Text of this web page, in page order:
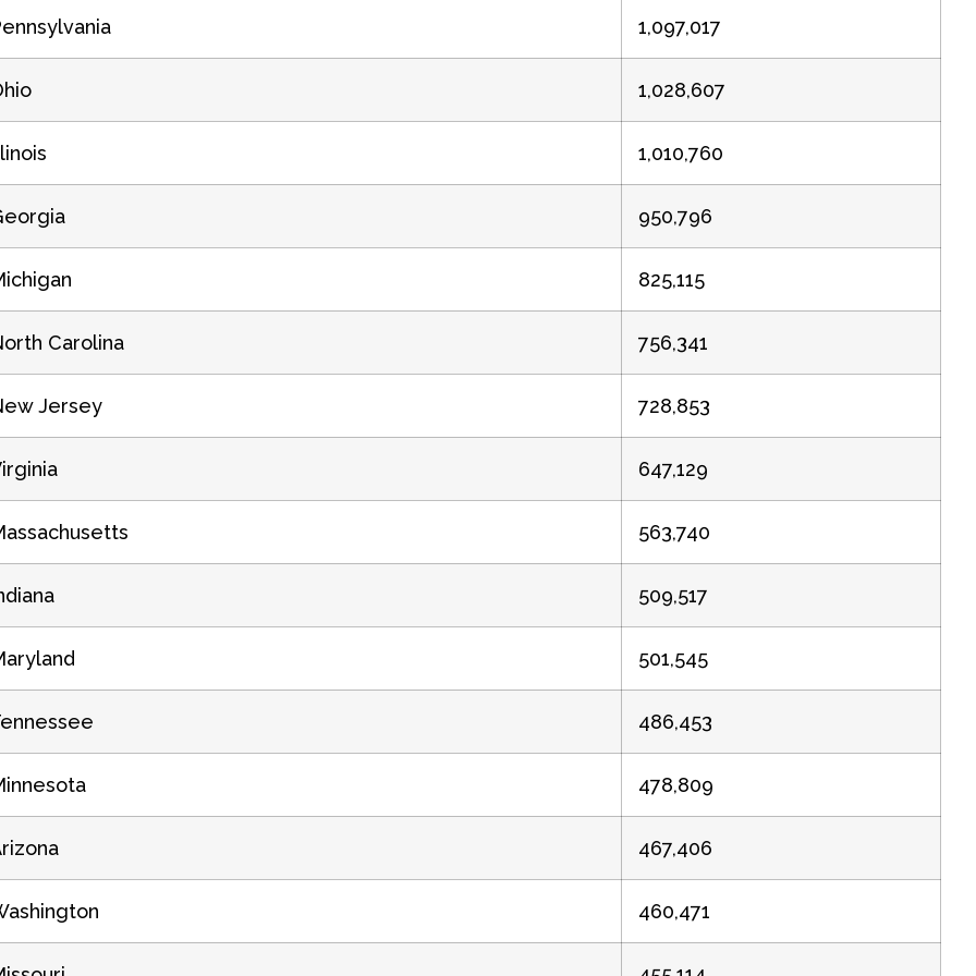
1,097,017
1,028,607
1,010,760
950,796
825,115
Carolina 756,341
Jersey 728,853
647,129
563,740
509,517
501,545
486,453
478,809
467,406
460,471